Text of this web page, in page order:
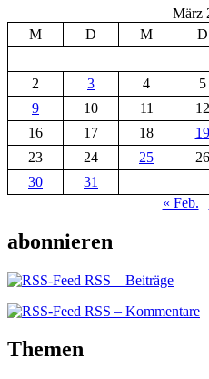
März
M
D M D
2
3 4 5
9
10 11 12
16
17 18 19
23
24 25 26
30
31
« Feb.
abonnieren
RSS – Beiträge
RSS – Kommentare
Themen